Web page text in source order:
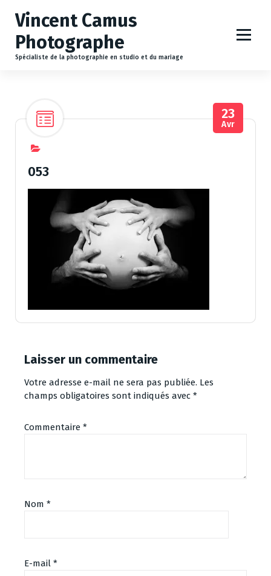
Vincent Camus
Photographe
Spécialiste de la photographie en studio et du mariage
23
Avr
053
Laisser un commentaire
Votre adresse e-mail ne sera pas publiée. Les
champs obligatoires sont indiqués avec *
Commentaire *
Nom *
E-mail *